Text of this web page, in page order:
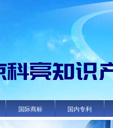
国际商标 国内专利